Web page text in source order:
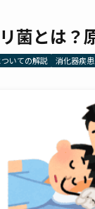
菌とは？
いての解説 消化器疾患